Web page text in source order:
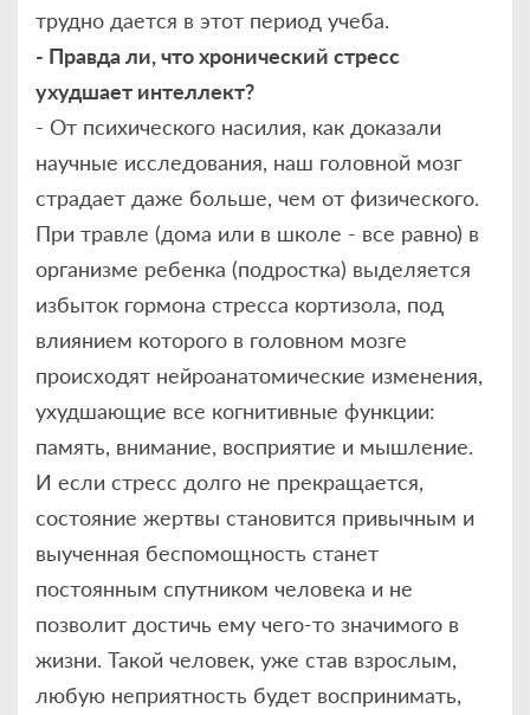
трудно дается в этот период учеба.
- Правда ли, что хронический стресс
ухудшает интеллект?
- От психического насилия, как доказали
научные исследования, наш головной мозг
страдает даже больше, чем от физического.
При травле (дома или в школе - все равно) в
организме ребенка (подростка) выделяется
избыток гормона стресса кортизола, под
влиянием которого в головном мозге
происходят нейроанатомические изменения,
ухудшающие все когнитивные функции:
память, внимание, восприятие и мышление.
И если стресс долго не прекращается,
состояние жертвы становится привычным и
выученная беспомощность станет
постоянным спутником человека и не
позволит достичь ему чего-то значимого в
жизни. Такой человек, уже став взрослым,
любую неприятность будет воспринимать,